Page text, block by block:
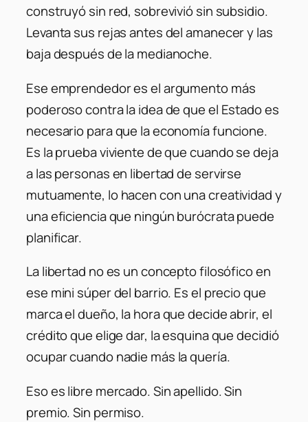
construyó sin red, sobrevivió sin subsidio.
Levanta sus rejas antes del amanecer y las
baja después de la medianoche.
Ese emprendedor es el argumento más
poderoso contra la idea de que el Estado es
necesario para que la economía funcione.
Es la prueba viviente de que cuando se deja
a las personas en libertad de servirse
mutuamente, lo hacen con una creatividad y
una eficiencia que ningún burócrata puede
planificar.
La libertad no es un concepto filosófico en
ese mini súper del barrio. Es el precio que
marca el dueño, la hora que decide abrir, el
crédito que elige dar, la esquina que decidió
ocupar cuando nadie más la quería.
Eso es libre mercado. Sin apellido. Sin
premio. Sin permiso.